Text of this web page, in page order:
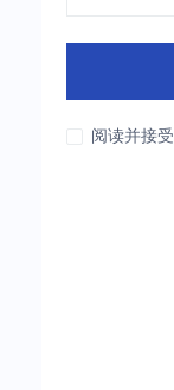
阅读并接受